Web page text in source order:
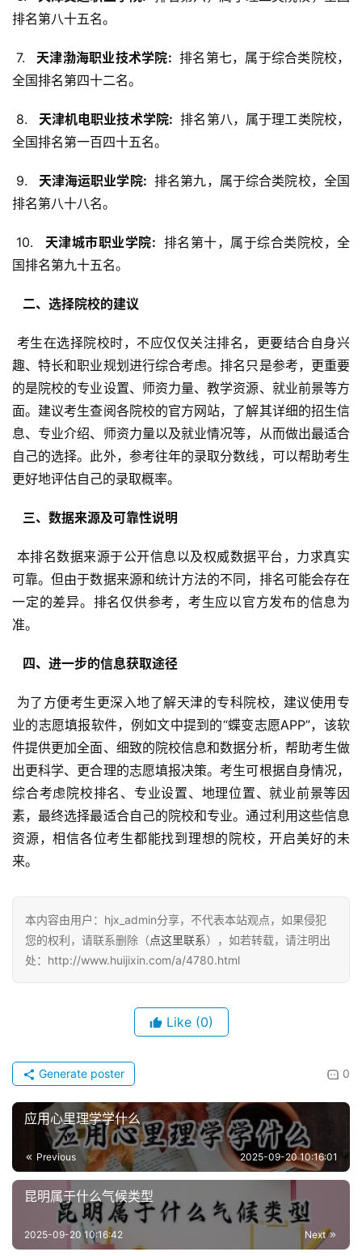
排名第八十五名。
7.
  天津渤海职业技术学院:
排名第七，属于综合类院校，
全国排名第四十二名。
8.
  天津机电职业技术学院:
排名第八，属于理工类院校，
全国排名第一百四十五名。
9.
  天津海运职业学院:
排名第九，属于综合类院校，全国
排名第八十八名。
10.
  天津城市职业学院:
排名第十，属于综合类院校，全
国排名第九十五名。
  二、选择院校的建议
趣、特长和职业规划进行综合考虑。排名只是参考，更重要
的是院校的专业设置、师资力量、教学资源、就业前景等方
面。建议考生查阅各院校的官方网站，了解其详细的招生信
息、专业介绍、师资力量以及就业情况等，从而做出最适合
自己的选择。此外，参考往年的录取分数线，可以帮助考生
更好地评估自己的录取概率。
  三、数据来源及可靠性说明
可靠。但由于数据来源和统计方法的不同，排名可能会存在
一定的差异。排名仅供参考，考生应以官方发布的信息为
准。
  四、进一步的信息获取途径
业的志愿填报软件，例如文中提到的“蝶变志愿APP”，该软
件提供更加全面、细致的院校信息和数据分析，帮助考生做
出更科学、更合理的志愿填报决策。考生可根据自身情况，
综合考虑院校排名、专业设置、地理位置、就业前景等因
素，最终选择最适合自己的院校和专业。通过利用这些信息
资源，相信各位考生都能找到理想的院校，开启美好的未
来。
本内容由用户：hjx_admin分享，不代表本站观点，如果侵犯
您的权利，请联系删除（点这里联系），如若转载，请注明出
处：http://www.huijixin.com/a/4780.html
Like (0)
0
Generate poster
应用心里理学学什么
Previous 2025-09-20 10:16:01
昆明属于什么气候类型
Next
2025-09-20 10:16:42